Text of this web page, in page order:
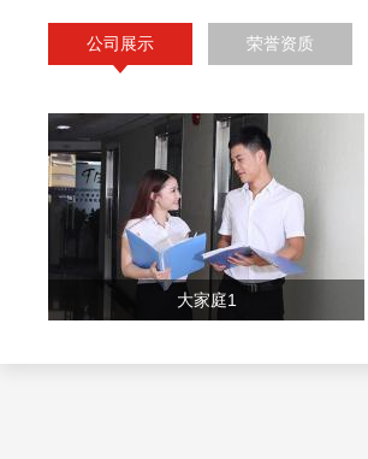
公司展示 荣誉资质
大家庭1